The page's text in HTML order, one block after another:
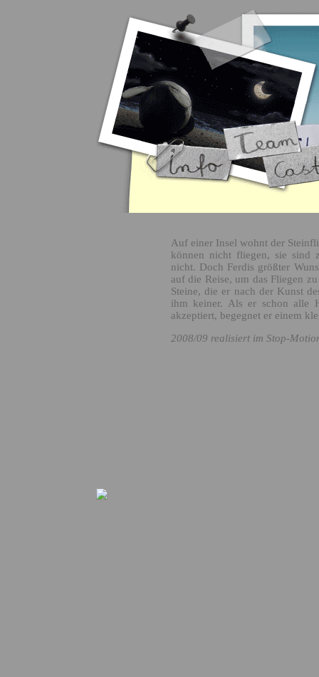
Auf einer Insel wohnt der
können nicht fliegen, sie sind
nicht. Doch Ferdis größter
auf die Reise, um das Fliegen
Steine, die er nach der Kunst
ihm keiner. Als er schon alle
akzeptiert, begegnet er einem
2008/09 realisiert im Stop-